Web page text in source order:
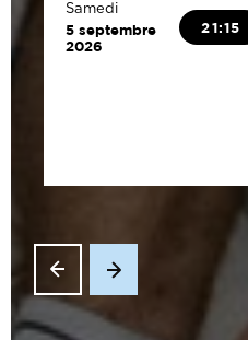
Samedi
5 septembre
2026
21:15